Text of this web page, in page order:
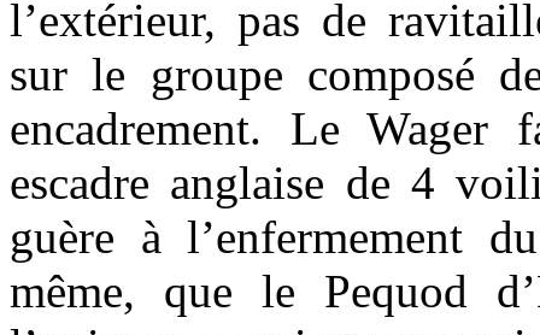
l’extérieur, pas de
sur le groupe composé
encadrement. Le Wager
escadre anglaise de 4
guère à l’enfermement
même, que le Pequod